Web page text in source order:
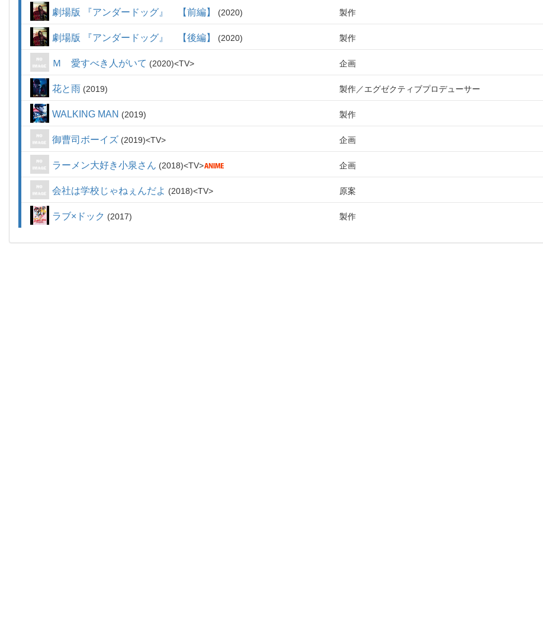
劇場版 『アンダードッグ』 【前編】 2020 製作
劇場版 『アンダードッグ』 【後編】 2020 製作
Ｍ 愛すべき人がいて 2020 TV 企画
花と雨 2019 製作 エグゼクティブプロデューサー
WALKING MAN 2019 製作
御曹司ボーイズ 2019 TV 企画
ラーメン大好き小泉さん 2018 TV 企画
会社は学校じゃねぇんだよ 2018 TV 原案
ラブ×ドック 2017 製作